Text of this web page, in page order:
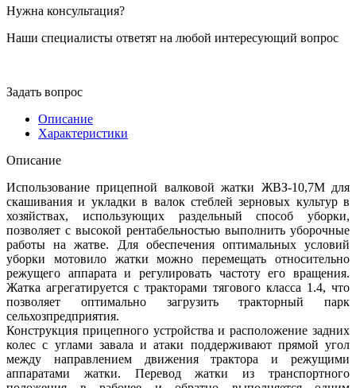
Нужна консультация?
Наши специалисты ответят на любой интересующий вопрос
Задать вопрос
Описание
Характеристики
Описание
Использование прицепной валковой жатки ЖВЗ-10,7М для
скашивания и укладки в валок стеблей зерновых культур в
хозяйствах, использующих раздельный способ уборки,
позволяет с высокой рентабельностью выполнить уборочные
работы на жатве. Для обеспечения оптимальных условий
уборки мотовило жатки можно перемещать относительно
режущего аппарата и регулировать частоту его вращения.
Жатка агрегатируется с тракторами тягового класса 1.4, что
позволяет оптимально загрузить тракторный парк
сельхозпредприятия.
Конструкция прицепного устройства и расположение задних
колес с углами завала и атаки поддерживают прямой угол
между направлением движения трактора и режущими
аппаратами жатки. Перевод жатки из транспортного